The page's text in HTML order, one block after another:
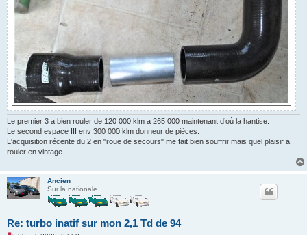
Le premier 3 a bien rouler de 120 000 klm a 265 000 maintenant d’où la hantise.
Le second espace III env 300 000 klm donneur de pièces.
L'acquisition récente du 2 en "roue de secours" me fait bien souffrir mais quel plaisir a
rouler en vintage.
Ancien
Sur la nationale
Re: turbo inatif sur mon 2,1 Td de 94